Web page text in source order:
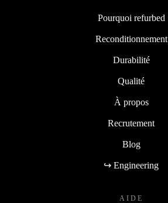
Pourquoi refurbed
Reconditionnement
Durabilité
Qualité
À propos
Recrutement
Blog
↪ Engineering
AIDE